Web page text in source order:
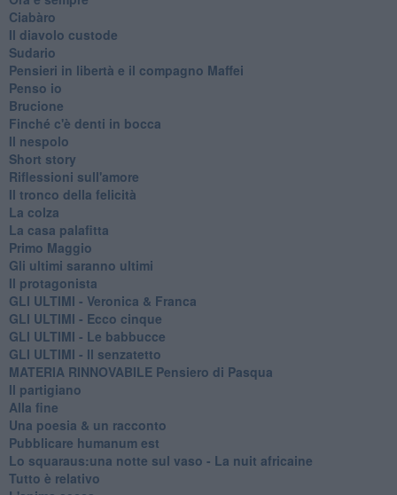
Ciabàro
Il diavolo custode
Sudario
Pensieri in libertà e il compagno Maffei
Penso io
Brucione
Finché c'è denti in bocca
Il nespolo
Short story
Riflessioni sull'amore
Il tronco della felicità
La colza
La casa palafitta
Primo Maggio
Gli ultimi saranno ultimi
Il protagonista
GLI ULTIMI - Veronica & Franca
GLI ULTIMI - Ecco cinque
GLI ULTIMI - Le babbucce
GLI ULTIMI - Il senzatetto
MATERIA RINNOVABILE Pensiero di Pasqua
Il partigiano
Alla fine
Una poesia & un racconto
Pubblicare humanum est
Lo squaraus:una notte sul vaso - La nuit africaine
Tutto è relativo